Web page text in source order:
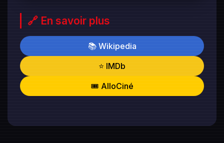
🔗 En savoir plus
📚 Wikipedia
⭐ IMDb
🎟️ AlloCiné